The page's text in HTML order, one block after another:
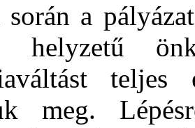
a
helyzetű
teljes
meg.